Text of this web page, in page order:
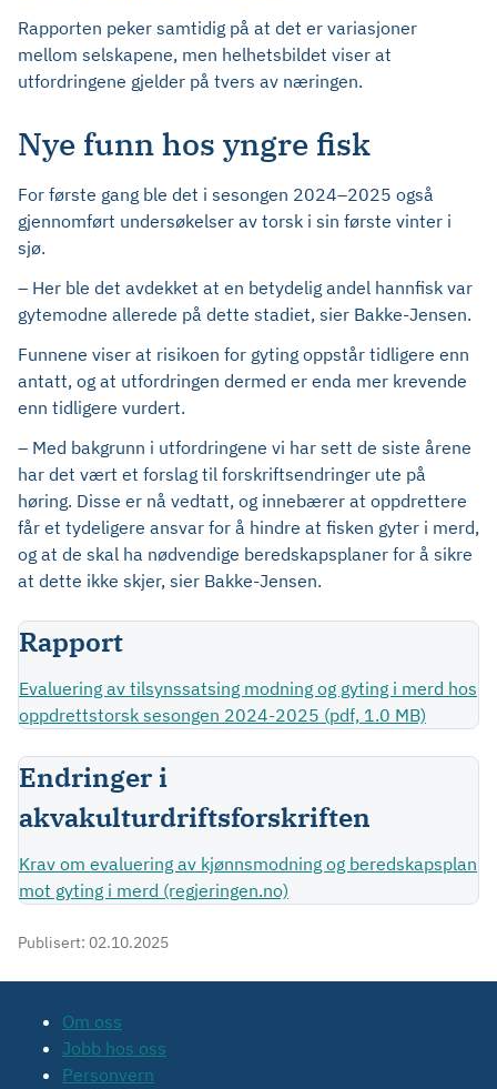
Rapporten peker samtidig på at det er variasjoner
mellom selskapene, men helhetsbildet viser at
utfordringene gjelder på tvers av næringen.
Nye funn hos yngre fisk
For første gang ble det i sesongen 2024–2025 også
gjennomført undersøkelser av torsk i sin første vinter i
sjø.
– Her ble det avdekket at en betydelig andel hannfisk var
gytemodne allerede på dette stadiet, sier Bakke-Jensen.
Funnene viser at risikoen for gyting oppstår tidligere enn
antatt, og at utfordringen dermed er enda mer krevende
enn tidligere vurdert.
– Med bakgrunn i utfordringene vi har sett de siste årene
har det vært et forslag til forskriftsendringer ute på
høring. Disse er nå vedtatt, og innebærer at oppdrettere
får et tydeligere ansvar for å hindre at fisken gyter i merd,
og at de skal ha nødvendige beredskapsplaner for å sikre
at dette ikke skjer, sier Bakke-Jensen.
Rapport
Evaluering av tilsynssatsing modning og gyting i merd hos
oppdrettstorsk sesongen 2024-2025 (pdf, 1.0 MB)
Endringer i
akvakulturdriftsforskriften
Krav om evaluering av kjønnsmodning og beredskapsplan
mot gyting i merd (regjeringen.no)
Publisert: 02.10.2025
Om oss
Jobb hos oss
Personvern